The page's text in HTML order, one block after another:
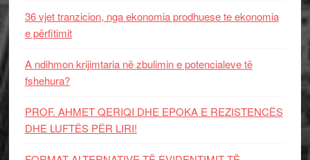
36 vjet tranzicion, nga ekonomia prodhuese te ekonomia
e përfitimit
A ndihmon krijimtaria në zbulimin e potencialeve të
fshehura?
PROF. AHMET QERIQI DHE EPOKA E REZISTENCЁS
DHE LUFTЁS PЁR LIRI!